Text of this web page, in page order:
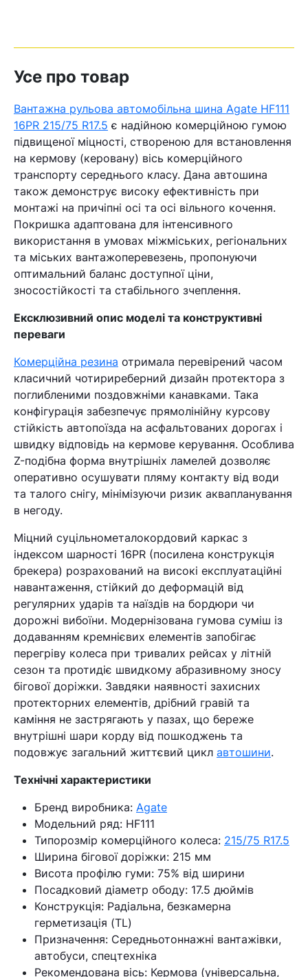
Усе про товар
Вантажна рульова автомобільна шина Agate HF111
16PR 215/75 R17.5 є надійною комерційною гумою
підвищеної міцності, створеною для встановлення
на кермову (керовану) вісь комерційного
транспорту середнього класу. Дана автошина
також демонструє високу ефективність при
монтажі на причіпні осі та осі вільного кочення.
Покришка адаптована для інтенсивного
використання в умовах міжміських, регіональних
та міських вантажоперевезень, пропонуючи
оптимальний баланс доступної ціни,
зносостійкості та стабільного зчеплення.
Ексклюзивний опис моделі та конструктивні
переваги
Комерційна резина отримала перевірений часом
класичний чотириреберний дизайн протектора з
поглибленими поздовжніми канавками. Така
конфігурація забезпечує прямолінійну курсову
стійкість автопоїзда на асфальтованих дорогах і
швидку відповідь на кермове керування. Особлива
Z-подібна форма внутрішніх ламелей дозволяє
оперативно осушувати пляму контакту від води
та талого снігу, мінімізуючи ризик аквапланування
в негоду.
Міцний суцільнометалокордовий каркас з
індексом шарності 16PR (посилена конструкція
брекера) розрахований на високі експлуатаційні
навантаження, стійкий до деформацій від
регулярних ударів та наїздів на бордюри чи
дорожні вибоїни. Модернізована гумова суміш із
додаванням кремнієвих елементів запобігає
перегріву колеса при тривалих рейсах у літній
сезон та протидіє швидкому абразивному зносу
бігової доріжки. Завдяки наявності захисних
протекторних елементів, дрібний гравій та
каміння не застрягають у пазах, що береже
внутрішні шари корду від пошкоджень та
подовжує загальний життєвий цикл автошини.
Технічні характеристики
Бренд виробника: Agate
Модельний ряд: HF111
Типорозмір комерційного колеса: 215/75 R17.5
Ширина бігової доріжки: 215 мм
Висота профілю гуми: 75% від ширини
Посадковий діаметр ободу: 17.5 дюймів
Конструкція: Радіальна, безкамерна
герметизація (TL)
Призначення: Середньотоннажні вантажівки,
автобуси, спецтехніка
Рекомендована вісь: Кермова (універсальна,